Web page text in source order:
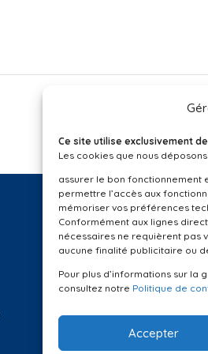
Ce site utilise exclusivement
Les cookies que nous
assurer le bon fonctionnement
permettre l’accès aux
mémoriser vos préférences
Conformément aux lignes
nécessaires ne requièrent pas
aucune finalité publicitaire ou
Pour plus d’informations sur la
consultez notre Politique de
Accepter